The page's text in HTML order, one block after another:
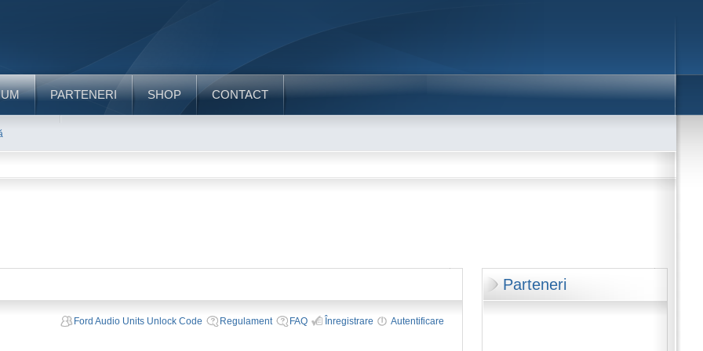
PARTENERI SHOP CONTACT
Parteneri
Ford Audio Units Unlock Code Regulament FAQ Înregistrare Autentificare